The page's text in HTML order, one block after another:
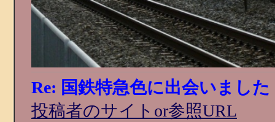
Re: 国鉄特急色に出会いました
投稿者のサイトor参照URL